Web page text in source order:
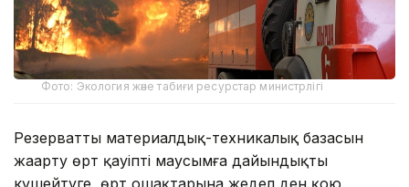
Фото: Экология және табиғи ресурстар министрлігі
Резерваттың материалдық-техникалық базасын
жаңарту өрт қауіпті маусымға дайындықты